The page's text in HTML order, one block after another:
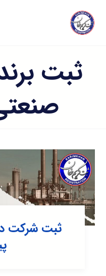
ثبت
ثبت شرکت